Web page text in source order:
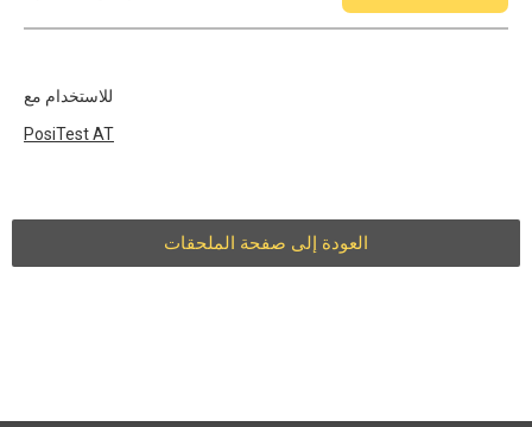
للاستخدام مع
PosiTestAT
العودة إلى صفحة الملحقات